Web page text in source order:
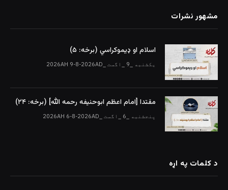
مشهور نشرات
اسلام او ډیموکراسي (برخه: ۵)
یکشنبه _9 _اگست _2026AH 9-8-2026AD
مقتدا [امام اعظم ابوحنیفه رحمه الله‎] (برخه: ۲۴)
پنجشنبه _6 _اگست _2026AH 6-8-2026AD
د کلمات په اړه